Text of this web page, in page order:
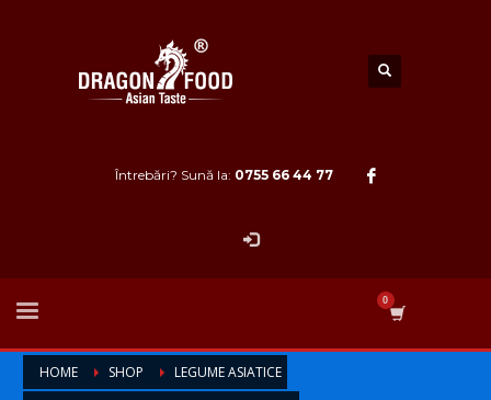
Întrebări? Sună la: 0755 66 44 77
HOME SHOP
LEGUME ASIATICE